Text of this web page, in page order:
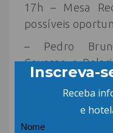
17h – Mesa
possíveis
– Pedro
Governo e
BNDES
– Anderson
presidente do